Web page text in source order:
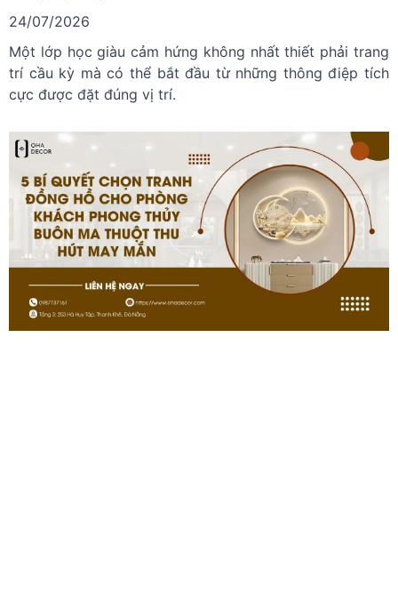
24/07/2026
Một lớp học giàu cảm hứng không nhất thiết phải trang
trí cầu kỳ mà có thể bắt đầu từ những thông điệp tích
cực được đặt đúng vị trí.